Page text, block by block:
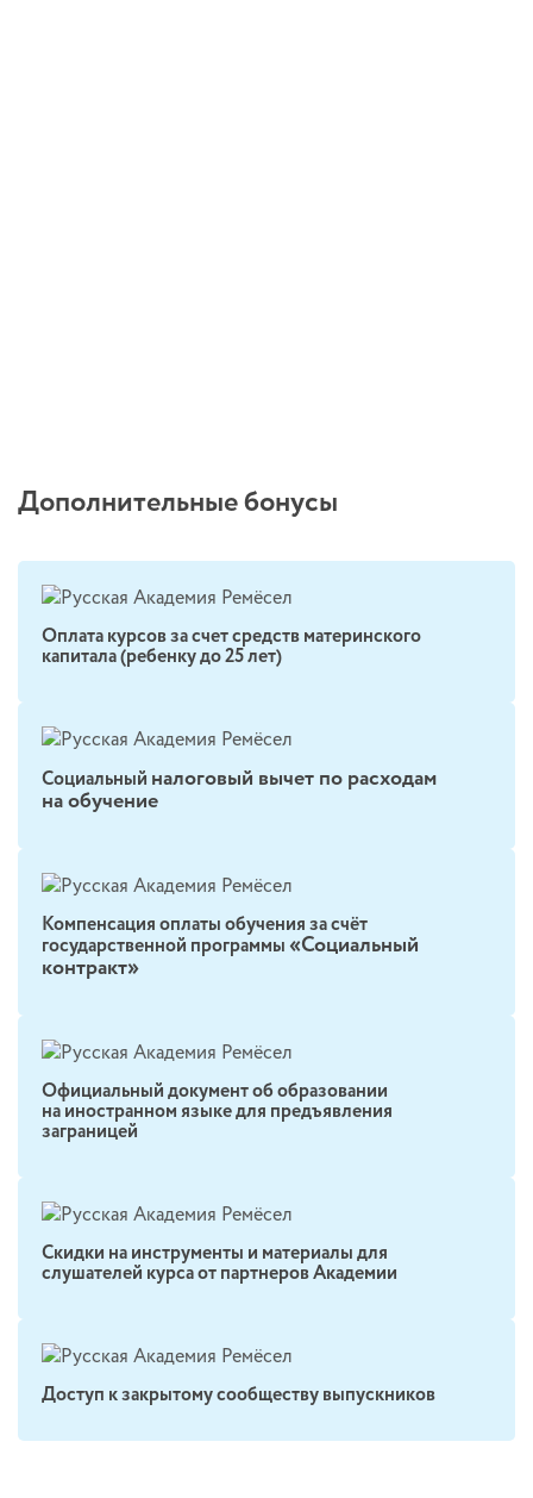
Дополнительные бонусы
Оплата курсов за счет средств материнского
капитала (ребенку до 25 лет)
Социальный налоговый вычет по расходам
на обучение
Компенсация оплаты обучения за счёт
государственной программы«Социальный
контракт»
Официальный документ об образовании
на иностранном языке для предъявления
заграницей
Скидки на инструменты и материалы для
слушателей курса от партнеров Академии
Доступ к закрытому сообществу выпускников